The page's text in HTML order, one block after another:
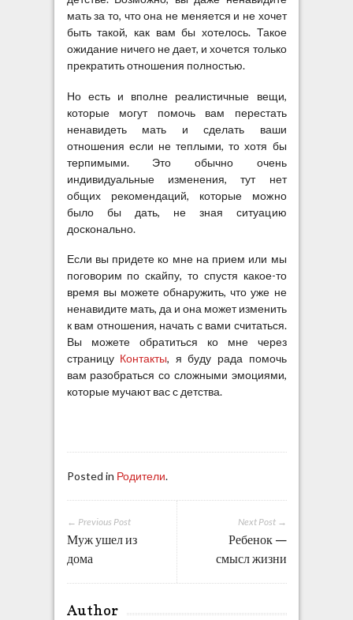
мать за то, что она не меняется и не хочет
быть такой, как вам бы хотелось. Такое
ожидание ничего не дает, и хочется только
прекратить отношения полностью.
Но есть и вполне реалистичные вещи,
которые могут помочь вам перестать
ненавидеть мать и сделать ваши
отношения если не теплыми, то хотя бы
терпимыми. Это обычно очень
индивидуальные изменения, тут нет
общих рекомендаций, которые можно
было бы дать, не зная ситуацию
досконально.
Если вы придете ко мне на прием или мы
поговорим по скайпу, то спустя какое-то
время вы можете обнаружить, что уже не
ненавидите мать, да и она может изменить
к вам отношения, начать с вами считаться.
Вы можете обратиться ко мне через
страницу Контакты, я буду рада помочь
вам разобраться со сложными эмоциями,
которые мучают вас с детства.
Posted in Родители.
Next Post →
Ребенок —
смысл жизни
← Previous Post
Муж ушел из
дома
Author